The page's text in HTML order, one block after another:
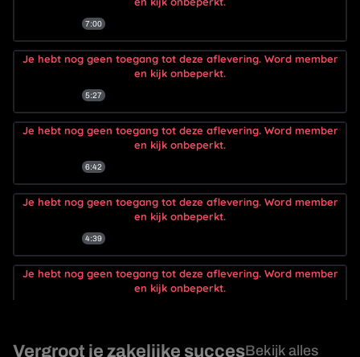
7:00
5:27
Focus
Je hebt nog geen toegang tot deze aflevering. Word member
en kijk onbeperkt.
6:42
Perifieer Zicht
Je hebt nog geen toegang tot deze aflevering. Word member
en kijk onbeperkt.
4:39
Begin met hoe wil je het wel
Je hebt nog geen toegang tot deze aflevering. Word member
en kijk onbeperkt.
Ken het begin en eind van de
presentatie
Je hebt nog geen toegang tot deze aflevering. Word member
en kijk onbeperkt.
Waar komt de angst vandaan
Je hebt nog geen toegang tot deze aflevering. Word member
Vergroot je zakelijke succesBekijk alles